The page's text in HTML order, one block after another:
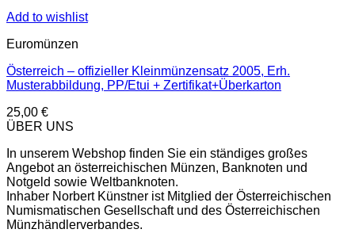
Add to wishlist
Euromünzen
Österreich – offizieller Kleinmünzensatz 2005, Erh.
Musterabbildung, PP/Etui + Zertifikat+Überkarton
25,00 €
ÜBER UNS
In unserem Webshop finden Sie ein ständiges großes
Angebot an österreichischen Münzen, Banknoten und
Notgeld sowie Weltbanknoten.
Inhaber Norbert Künstner ist Mitglied der Österreichischen
Numismatischen Gesellschaft und des Österreichischen
Münzhändlerverbandes.